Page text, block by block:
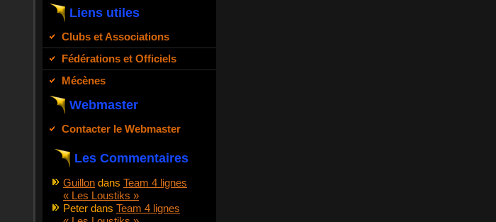
Liens utiles
Clubs et Associations
Fédérations et Officiels
Mécènes
Webmaster
Contacter le Webmaster
Les Commentaires
Guillon dans Team 4 lignes
« Les Loustiks »
Peter dans Team 4 lignes